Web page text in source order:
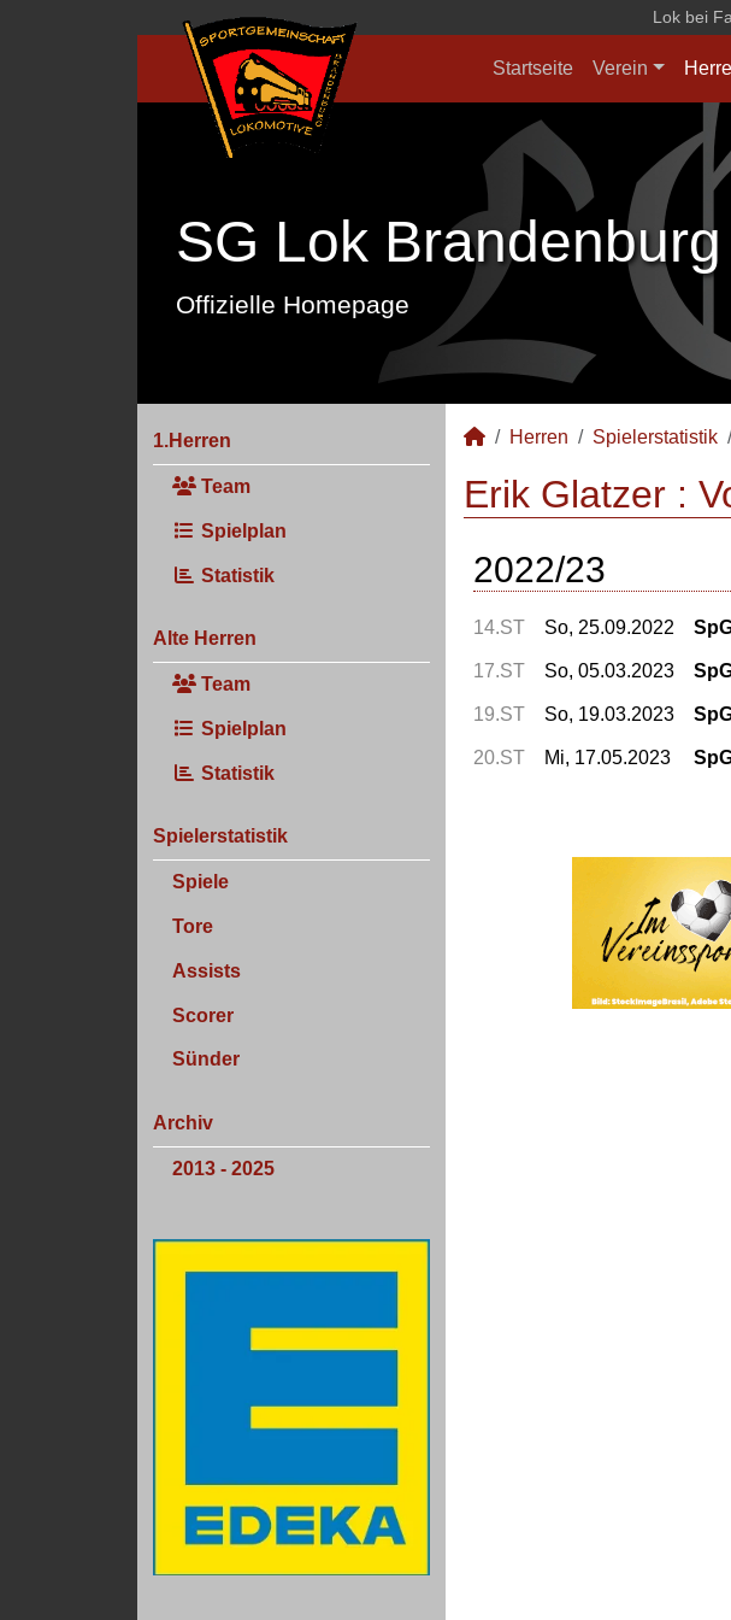
Lok bei
Startseite Verein
SG Lok Brandenburg
Offizielle Homepage
1.Herren
Team
Spielplan
Statistik
Alte Herren
Team
Spielplan
Statistik
Spielerstatistik
Spiele
Tore
Assists
Scorer
Sünder
Archiv
2013 - 2025
Herren Spielerstatistik
Erik Glatzer :
2022/23
14.ST So, 25.09.2022
17.ST So, 05.03.2023
19.ST So, 19.03.2023
20.ST Mi, 17.05.2023